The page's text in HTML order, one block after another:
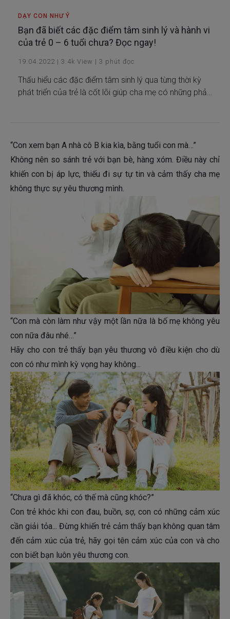
DẠY CON NHƯ Ý
Bạn đã biết các đặc điểm tâm sinh lý và hành vi
của trẻ 0 – 6 tuổi chưa? Đọc ngay!
19.04.2022 | 3.4k View | 3 phút đọc
Thấu hiểu các đặc điểm tâm sinh lý qua từng thời kỳ
phát triển của trẻ là cốt lõi giúp cha mẹ có những phản
“Con xem bạn A nhà cô B kia kìa, bằng tuổi con mà…”
Không nên so sánh trẻ với bạn bè, hàng xóm. Điều này chỉ
khiến con bị áp lực, thiếu đi sự tự tin và cảm thấy cha mẹ
không thực sự yêu thương mình.
“Con mà còn làm như vậy một lần nữa là bố mẹ không yêu
con nữa đâu nhé…”
Hãy cho con trẻ thấy bạn yêu thương vô điều kiện cho dù
con có như mình kỳ vọng hay không...
“Chưa gì đã khóc, có thế mà cũng khóc?”
Con trẻ khóc khi con đau, buồn, sợ, con có những cảm xúc
cần giải tỏa... Đừng khiến trẻ cảm thấy bạn không quan tâm
đến cảm xúc của trẻ, hãy gọi tên cảm xúc của con và cho
con biết bạn luôn yêu thương con.